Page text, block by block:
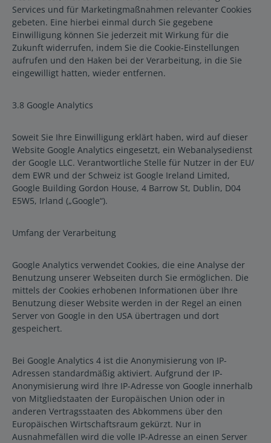
Services und für Marketingmaßnahmen relevanter Cookies
gebeten. Eine hierbei einmal durch Sie gegebene
Einwilligung können Sie jederzeit mit Wirkung für die
Zukunft widerrufen, indem Sie die Cookie-Einstellungen
aufrufen und den Haken bei der Verarbeitung, in die Sie
eingewilligt hatten, wieder entfernen.
3.8 Google Analytics
Soweit Sie Ihre Einwilligung erklärt haben, wird auf dieser
Website Google Analytics eingesetzt, ein Webanalysedienst
der Google LLC. Verantwortliche Stelle für Nutzer in der EU/
dem EWR und der Schweiz ist Google Ireland Limited,
Google Building Gordon House, 4 Barrow St, Dublin, D04
E5W5, Irland („Google“).
Umfang der Verarbeitung
Google Analytics verwendet Cookies, die eine Analyse der
Benutzung unserer Webseiten durch Sie ermöglichen. Die
mittels der Cookies erhobenen Informationen über Ihre
Benutzung dieser Website werden in der Regel an einen
Server von Google in den USA übertragen und dort
gespeichert.
Bei Google Analytics 4 ist die Anonymisierung von IP-
Adressen standardmäßig aktiviert. Aufgrund der IP-
Anonymisierung wird Ihre IP-Adresse von Google innerhalb
von Mitgliedstaaten der Europäischen Union oder in
anderen Vertragsstaaten des Abkommens über den
Europäischen Wirtschaftsraum gekürzt. Nur in
Ausnahmefällen wird die volle IP-Adresse an einen Server